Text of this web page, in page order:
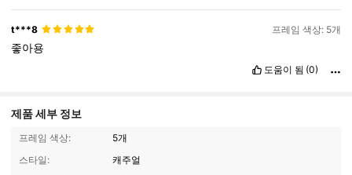
t***8 프레임 색상: 5개
좋아용
도움이 됨 (0)
제품 세부 정보
프레임 색상:
5개
스타일:
캐주얼